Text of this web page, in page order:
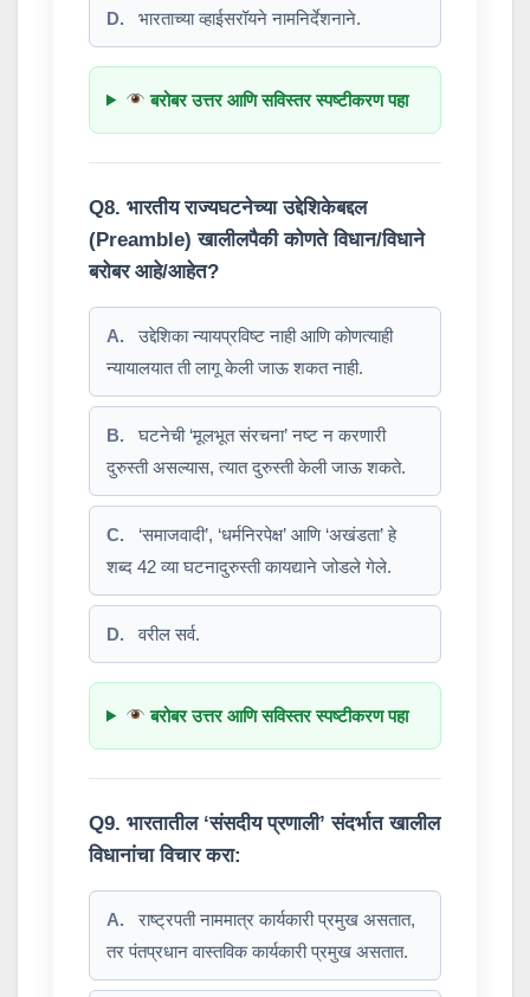
D. भारताच्या व्हाईसरॉयने नामनिर्देशनाने.
बरोबर उत्तर आणि सविस्तर स्पष्टीकरण पहा
Q8. भारतीय राज्यघटनेच्या उद्देशिकेबद्दल
(Preamble) खालीलपैकी कोणते विधान/विधाने
बरोबर आहे/आहेत?
A.
उद्देशिका न्यायप्रविष्ट नाही आणि कोणत्याही
न्यायालयात ती लागू केली जाऊ शकत नाही.
B.
घटनेची ‘मूलभूत संरचना’ नष्ट न करणारी
दुरुस्ती असल्यास, त्यात दुरुस्ती केली जाऊ शकते.
C.
‘समाजवादी’, ‘धर्मनिरपेक्ष’ आणि ‘अखंडता’ हे
शब्द 42 व्या घटनादुरुस्ती कायद्याने जोडले गेले.
D. वरील सर्व.
बरोबर उत्तर आणि सविस्तर स्पष्टीकरण पहा
Q9. भारतातील ‘संसदीय प्रणाली’ संदर्भात खालील
विधानांचा विचार करा:
A.
राष्ट्रपती नाममात्र कार्यकारी प्रमुख असतात,
तर पंतप्रधान वास्तविक कार्यकारी प्रमुख असतात.